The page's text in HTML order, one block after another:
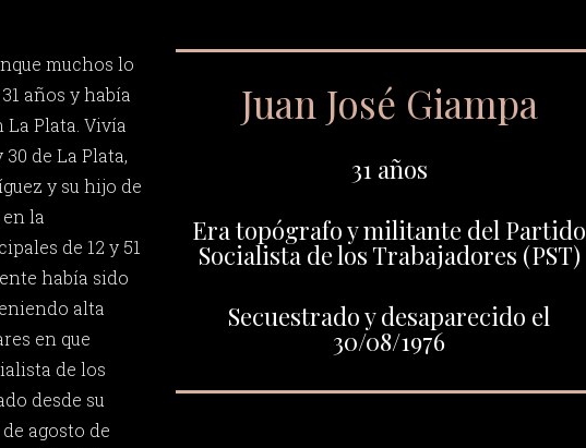
muchos lo
años y había
La Plata. Vivía
30 de La Plata,
y su hijo de
la
de 12 y 51
había sido
alta
en que
de los
desde su
agosto de
Juan José Giampa
31 años
Era topógrafo y militante del Partido
Socialista de los Trabajadores (PST)
Secuestrado y desaparecido el
30/08/1976